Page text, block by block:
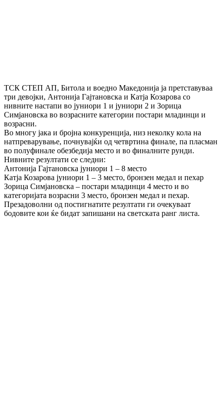
ТСК СТЕП АП, Битола и воедно Македонија ја претставуваа
три девојки, Антонија Гајтановска и Катја Козарова со
нивните настапи во јуниори 1 и јуниори 2 и Зорица
Симјановска во возрасните категории постари младинци и
возрасни.
Во многу јака и бројна конкуренција, низ неколку кола на
натпреварување, почнувајќи од четвртина финале, па пласман
во полуфинале обезбедија место и во финалните рунди.
Нивните резултати се следни:
Антонија Гајтановска јуниори 1 – 8 место
Катја Козарова јуниори 1 – 3 место, бронзен медал и пехар
Зорица Симјановска – постари младинци 4 место и во
категоријата возрасни 3 место, бронзен медал и пехар.
Презадоволни од постигнатите резултати ги очекуваат
бодовите кои ќе бидат запишани на светската ранг листа.